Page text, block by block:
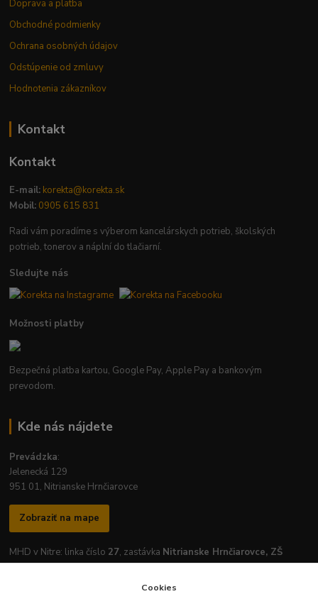
Doprava a platba
Obchodné podmienky
Ochrana osobných údajov
Odstúpenie od zmluvy
Hodnotenia zákazníkov
Kontakt
Kontakt
E-mail: korekta@korekta.sk
Mobil: 0905 615 831
Radi vám poradíme s výberom kancelárskych potrieb, školských
potrieb, tonerov a náplní do tlačiarní.
Sledujte nás
Možnosti platby
Bezpečná platba kartou, Google Pay, Apple Pay a bankovým
prevodom.
Kde nás nájdete
Prevádzka:
Jelenecká 129
951 01, Nitrianske Hrnčiarovce
Zobraziť na mape
MHD v Nitre: linka číslo 27, zastávka Nitrianske Hrnčiarovce, ZŠ
Cookies